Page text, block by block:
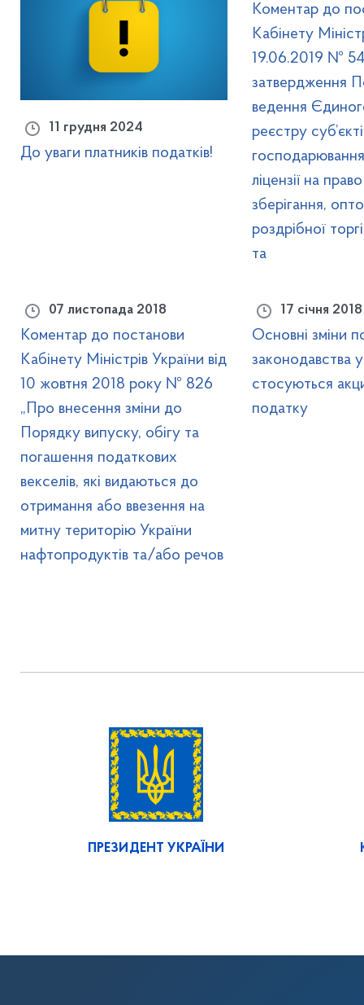
11 грудня 2024
До уваги платників податків!
Коментар до
Кабінету
19.06.2019 №
затвердження
ведення
реєстру
ліцензії на
зберігання,
роздрібної
та
07 листопада 2018
Коментар до постанови
Кабінету Міністрів України від
10 жовтня 2018 року № 826
„Про внесення зміни до
Порядку випуску, обігу та
погашення податкових
векселів, які видаються до
отримання або ввезення на
митну територію України
нафтопродуктів та/або речов
17 січня 2018
Основні зміни
законодавства
стосуються
податку
ПРЕЗИДЕНТ УКРАЇНИ